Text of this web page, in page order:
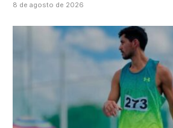
8 de agosto de 2026